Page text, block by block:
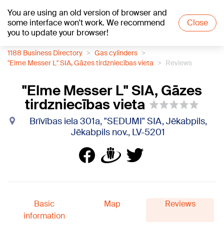
You are using an old version of browser and
some interface won't work. We recommend
you to update your browser!
Close
+21°C
1188 Business Directory
Gas cylinders
"Elme Messer L" SIA, Gāzes tirdzniecības vieta
Reviews
"Elme Messer L" SIA, Gāzes
tirdzniecības vieta
Brīvības iela 301a, "SEDUMI" SIA, Jēkabpils,
Jēkabpils nov., LV-5201
Basic
information
Map Reviews